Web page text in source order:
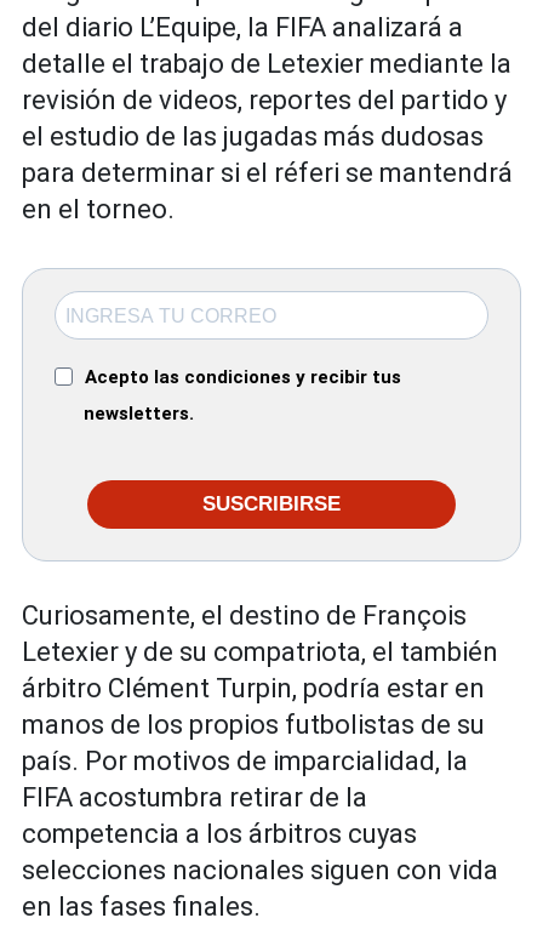
del diario L’Equipe, la FIFA analizará a
detalle el trabajo de Letexier mediante la
revisión de videos, reportes del partido y
el estudio de las jugadas más dudosas
para determinar si el réferi se mantendrá
en el torneo.
Acepto las condiciones y recibir tus
newsletters.
SUSCRIBIRSE
Curiosamente, el destino de François
Letexier y de su compatriota, el también
árbitro Clément Turpin, podría estar en
manos de los propios futbolistas de su
país. Por motivos de imparcialidad, la
FIFA acostumbra retirar de la
competencia a los árbitros cuyas
selecciones nacionales siguen con vida
en las fases finales.